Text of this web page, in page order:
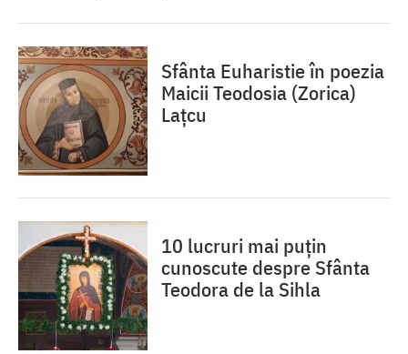
Sfânta Euharistie în poezia
Maicii Teodosia (Zorica)
Lațcu
10 lucruri mai puțin
cunoscute despre Sfânta
Teodora de la Sihla